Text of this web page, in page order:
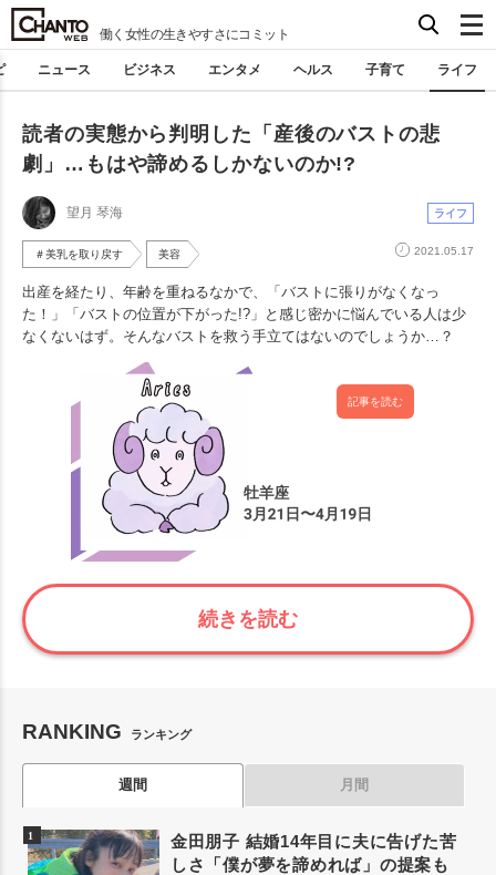
働く女性の生きやすさにコミット
ニュース ビジネス エンタメ ヘルス 子育て ライフ
読者の実態から判明した「産後のバストの悲
劇」…もはや諦めるしかないのか!?
望月 琴海 ライフ
＃美乳を取り戻す 美容 2021.05.17
出産を経たり、年齢を重ねるなかで、「バストに張りがなくなっ
た！」「バストの位置が下がった!?」と感じ密かに悩んでいる人は少
なくないはず。そんなバストを救う手立てはないのでしょうか…？
記事を読む
続きを読む
RANKING ランキング
週間 月間
金田朋子 結婚14年目に夫に告げた苦
しさ「僕が夢を諦めれば」の提案も